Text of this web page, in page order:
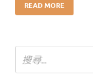
READ MORE